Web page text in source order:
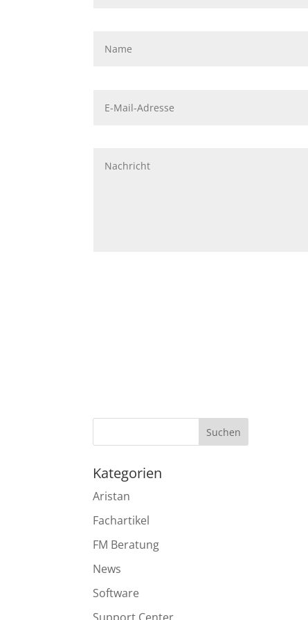
Kategorien
Aristan
Fachartikel
FM Beratung
News
Software